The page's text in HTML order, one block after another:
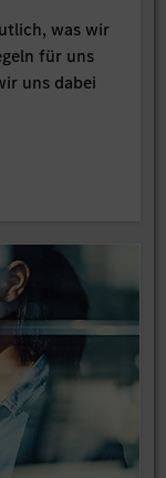
was wir
für uns
uns dabei